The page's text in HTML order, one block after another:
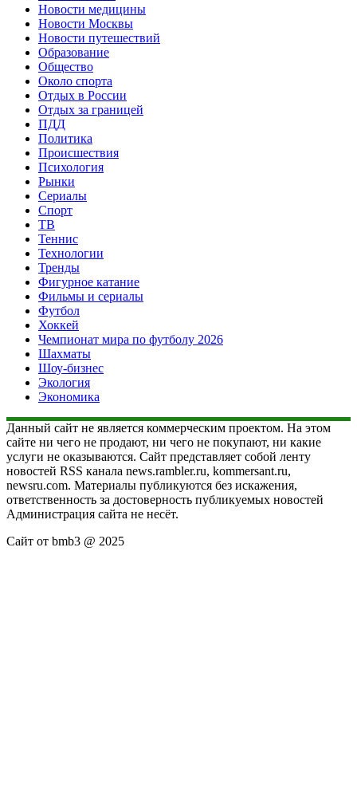
Новости медицины
Новости Москвы
Новости путешествий
Образование
Общество
Около спорта
Отдых в России
Отдых за границей
ПДД
Политика
Происшествия
Психология
Рынки
Сериалы
Спорт
ТВ
Теннис
Технологии
Тренды
Фигурное катание
Фильмы и сериалы
Футбол
Хоккей
Чемпионат мира по футболу 2026
Шахматы
Шоу-бизнес
Экология
Экономика
Данный сайт не является коммерческим проектом. На этом
сайте ни чего не продают, ни чего не покупают, ни какие
услуги не оказываются. Сайт представляет собой ленту
новостей RSS канала news.rambler.ru, kommersant.ru,
newsru.com. Материалы публикуются без искажения,
ответственность за достоверность публикуемых новостей
Администрация сайта не несёт.
Сайт от bmb3 @ 2025